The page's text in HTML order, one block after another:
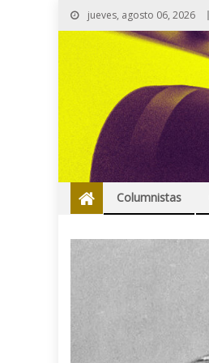
jueves, agosto 06, 2026
Columnistas